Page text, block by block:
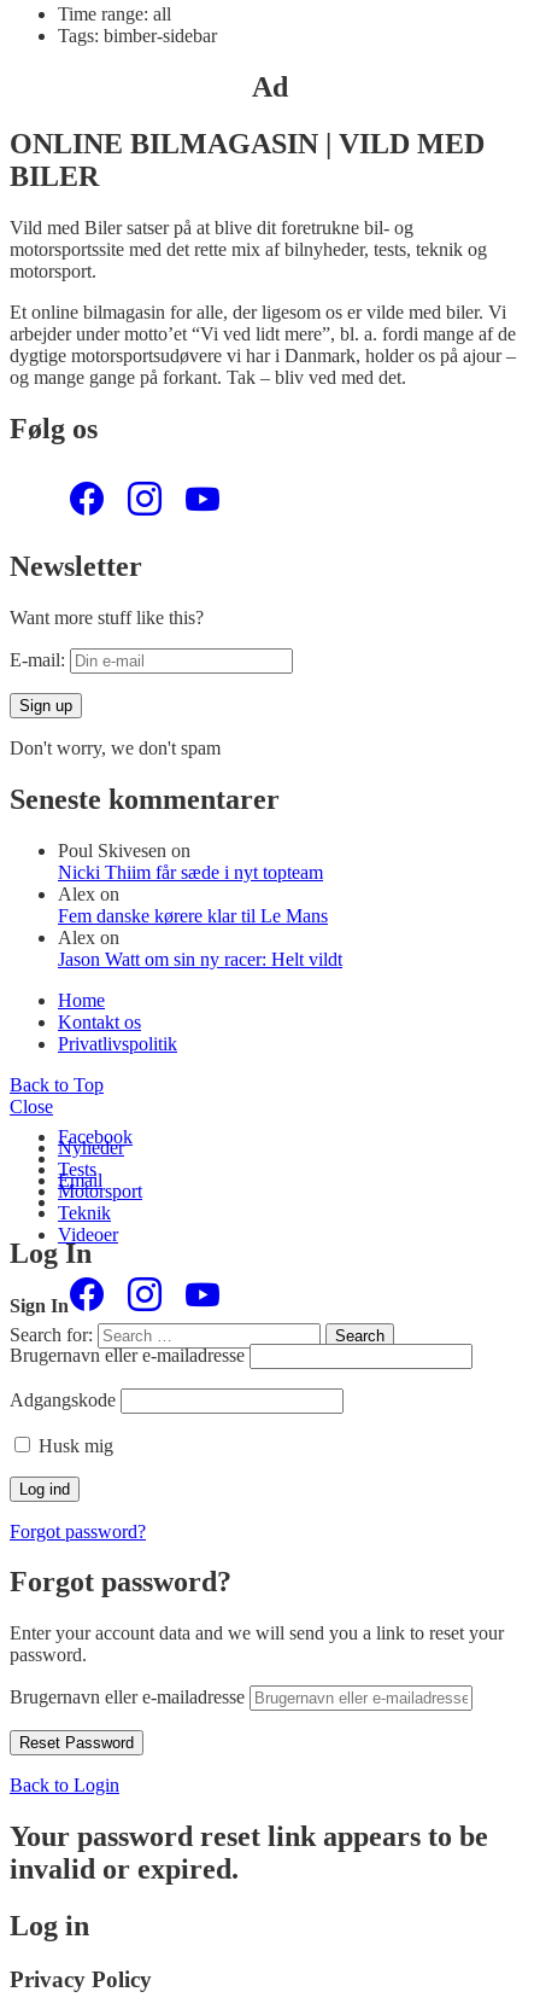
Time range: all
Tags: bimber-sidebar
Ad
ONLINE BILMAGASIN | VILD MED
BILER
Vild med Biler satser på at blive dit foretrukne bil- og
motorsportssite med det rette mix af bilnyheder, tests, teknik og
motorsport.
Et online bilmagasin for alle, der ligesom os er vilde med biler. Vi
arbejder under motto’et “Vi ved lidt mere”, bl. a. fordi mange af de
dygtige motorsportsudøvere vi har i Danmark, holder os på ajour –
og mange gange på forkant. Tak – bliv ved med det.
Følg os
Newsletter
Want more stuff like this?
E-mail:
Don't worry, we don't spam
Seneste kommentarer
Poul Skivesen on
Nicki Thiim får sæde i nyt topteam
Alex on
Fem danske kørere klar til Le Mans
Alex on
Jason Watt om sin ny racer: Helt vildt
Home
Kontakt os
Privatlivspolitik
Back to Top
Close
Nyheder
Tests
Motorsport
Teknik
Videoer
Search for: Search
Facebook
Email
Log In
Sign In
Brugernavn eller e-mailadresse
Adgangskode
Husk mig
Forgot password?
Forgot password?
Enter your account data and we will send you a link to reset your
password.
Brugernavn eller e-mailadresse
Back to Login
Your password reset link appears to be
invalid or expired.
Log in
Privacy Policy